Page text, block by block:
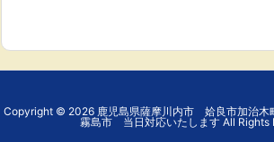
Copyright © 2026 鹿児島県薩摩川内市 姶良市加治
霧島市 当日対応いたします All Rights